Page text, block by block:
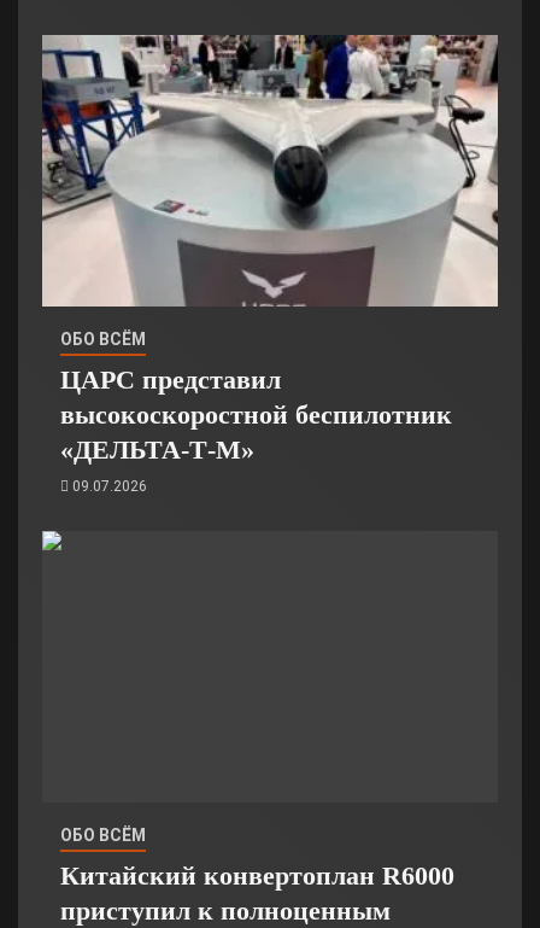
ОБО ВСЁМ
ЦАРС представил
высокоскоростной беспилотник
«ДЕЛЬТА-Т-М»
09.07.2026
ОБО ВСЁМ
Китайский конвертоплан R6000
приступил к полноценным